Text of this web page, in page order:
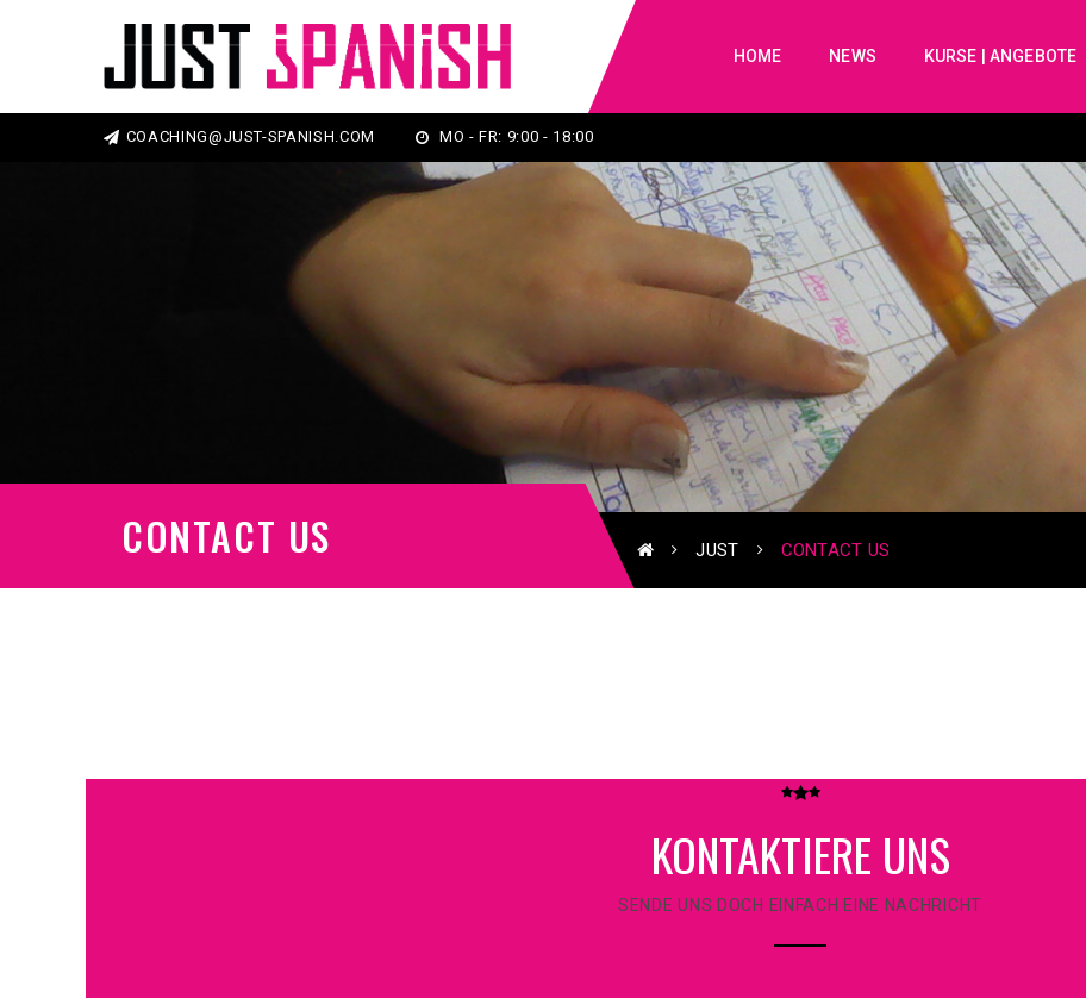
HOME NEWS KURSE | ANGEBOTE
COACHING@JUST-SPANISH.COM MO - FR: 9:00 - 18:00
CONTACT US JUST CONTACT US
KONTAKTIERE UNS
SENDE UNS DOCH EINFACH EINE NACHRICHT